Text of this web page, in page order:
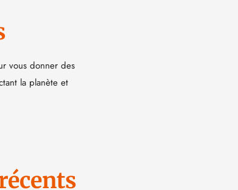
vous donner des
la planète et